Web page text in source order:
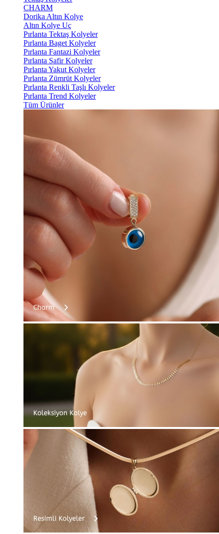
CHARM
Dorika Altın Kolye
Altın Kolye Uç
Pırlanta Tektaş Kolyeler
Pırlanta Baget Kolyeler
Pırlanta Fantazi Kolyeler
Pırlanta Safir Kolyeler
Pırlanta Yakut Kolyeler
Pırlanta Zümrüt Kolyeler
Pırlanta Renkli Taşlı Kolyeler
Pırlanta Trend Kolyeler
Tüm Ürünler